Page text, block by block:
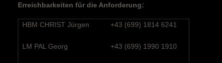
Erreichbarkeiten für die Anforderung:
HBM CHRIST Jürgen +43 (699) 1814 6241
LM PAL Georg +43 (699) 1990 1910